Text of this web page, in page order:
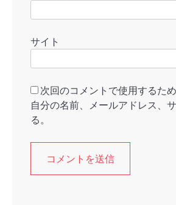
サイト
次回のコメントで使用するた
自分の名前、メールアドレス、
る。